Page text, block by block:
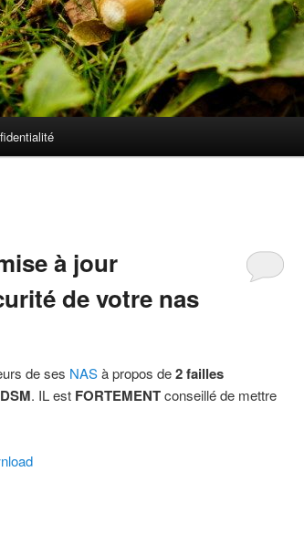
à jour
de votre nas
de ses NASà propos de2 failles
DSM. IL est FORTEMENTconseillé de mettre